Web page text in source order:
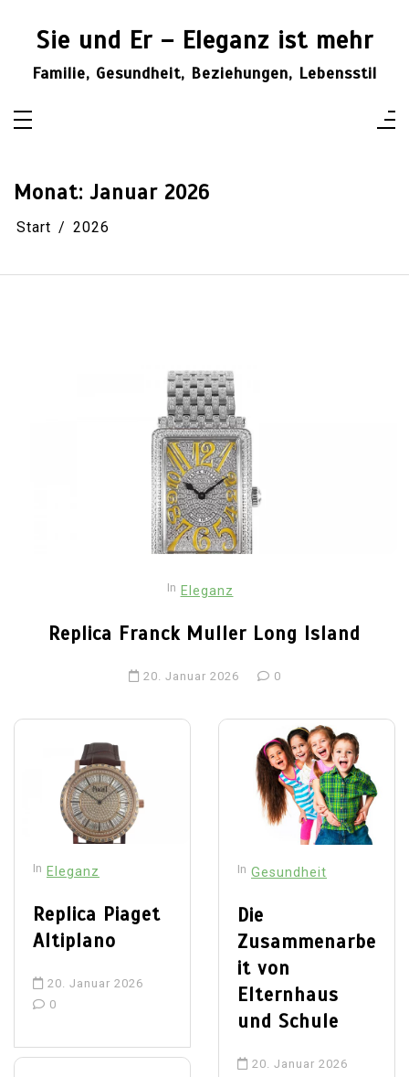
springenSie und Er – Eleganz ist mehr
Familie, Gesundheit, Beziehungen, Lebensstil
Monat:Januar 2026
Start 2026
In Eleganz
Replica Franck Muller Long Island
20. Januar 2026 0
In Eleganz
Replica Piaget
Altiplano
20. Januar 2026
0
In Gesundheit
Die
Zusammenarbe
it von
Elternhaus
und Schule
20. Januar 2026